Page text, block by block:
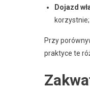
Dojazd
Przy
praktyce te